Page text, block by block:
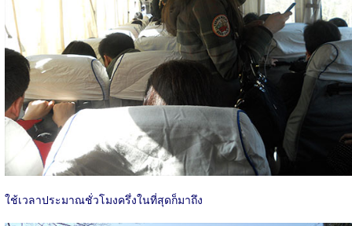
ใช้เวลาประมาณชั่วโมงครึ่งในที่สุดก็มาถึง